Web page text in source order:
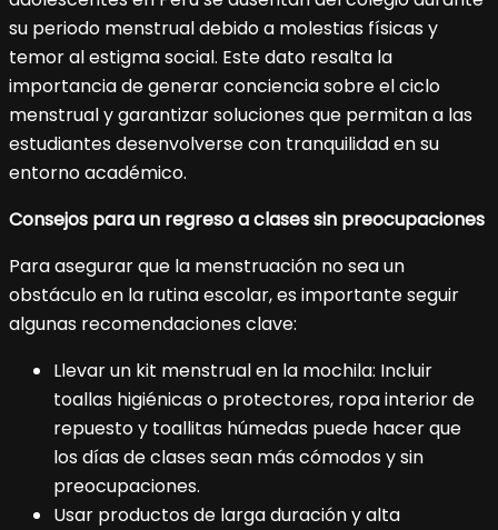
su periodo menstrual debido a molestias físicas y
temor al estigma social. Este dato resalta la
importancia de generar conciencia sobre el ciclo
menstrual y garantizar soluciones que permitan a las
estudiantes desenvolverse con tranquilidad en su
entorno académico.
Consejos para un regreso a clases sin preocupaciones
Para asegurar que la menstruación no sea un
obstáculo en la rutina escolar, es importante seguir
algunas recomendaciones clave:
Llevar un kit menstrual en la mochila: Incluir
toallas higiénicas o protectores, ropa interior de
repuesto y toallitas húmedas puede hacer que
los días de clases sean más cómodos y sin
preocupaciones.
Usar productos de larga duración y alta